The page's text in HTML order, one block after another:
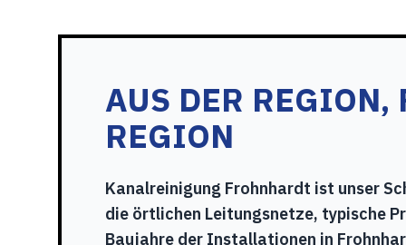
AUS DER REGION,
REGION
Kanalreinigung Frohnhardt ist unser
die örtlichen Leitungsnetze, typische
Baujahre der Installationen in